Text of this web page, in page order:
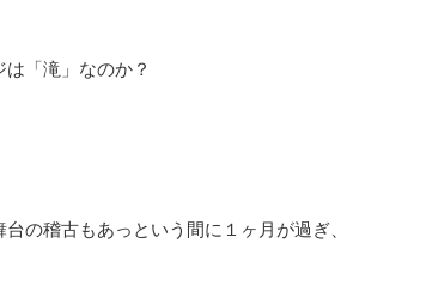
「滝」なのか？
台の稽古もあっという間に１ヶ月が過ぎ、